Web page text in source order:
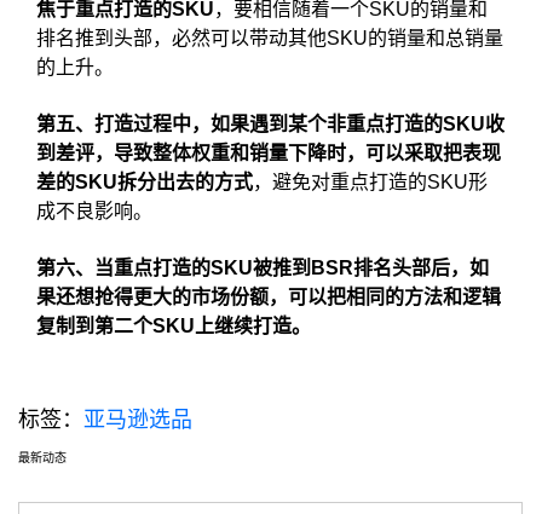
焦于重点打造的SKU，要相信随着一个SKU的销量和
排名推到头部，必然可以带动其他SKU的销量和总销量
的上升。
第五、打造过程中，如果遇到某个非重点打造的SKU收
到差评，导致整体权重和销量下降时，可以采取把表现
差的SKU拆分出去的方式，避免对重点打造的SKU形
成不良影响。
第六、当重点打造的SKU被推到BSR排名头部后，如
果还想抢得更大的市场份额，可以把相同的方法和逻辑
复制到第二个SKU上继续打造。
标签： 亚马逊选品
最新动态